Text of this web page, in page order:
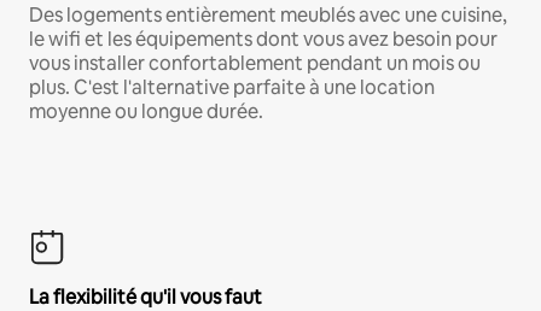
Des logements entièrement meublés avec une cuisine,
le wifi et les équipements dont vous avez besoin pour
vous installer confortablement pendant un mois ou
plus. C'est l'alternative parfaite à une location
moyenne ou longue durée.
La flexibilité qu'il vous faut